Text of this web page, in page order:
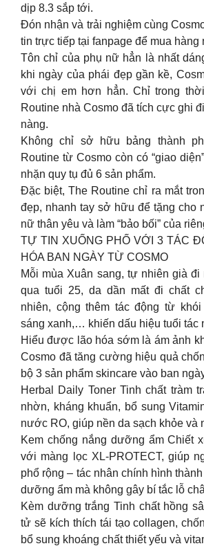
dịp 8.3 sắp tới.
Đón nhận và trải nghiệm cùng
tin trực tiếp tại fanpage để mua hàng
Tôn chỉ của phụ nữ hẳn là nhất
khi ngày của phái đẹp gần kề,
với chị em hơn hẳn. Chỉ trong
Routine nhà Cosmo đã tích cực ghi
nàng.
Không chỉ sở hữu bảng thành
Routine từ Cosmo còn có “giao
nhặn quy tụ đủ 6 sản phẩm.
Đặc biệt, The Routine chỉ ra mắt
đẹp, nhanh tay sở hữu để tặng cho
nữ thân yêu và làm “bảo bối” của
TỰ TIN XUỐNG PHỐ VỚI 3 TÁC
HÓA BAN NGÀY TỪ COSMO
Mỗi mùa Xuân sang, tự nhiên già
qua tuổi 25, da dần mất đi chất
nhiên, cộng thêm tác động từ
sáng xanh,… khiến dấu hiệu tuổi tác
Hiểu được lão hóa sớm là ám ảnh
Cosmo đã tăng cường hiệu quả
bộ 3 sản phẩm skincare vào ban
Herbal Daily Toner Tinh chất tràm
nhờn, kháng khuẩn, bổ sung
nước RO, giúp nền da sạch khỏe và
Kem chống nắng dưỡng ẩm Chiết
với màng lọc XL-PROTECT, giúp
phổ rộng – tác nhân chính hình
dưỡng ẩm mà không gây bí tắc lỗ
Kèm dưỡng trắng Tinh chất hồng
tử sẽ kích thích tái tạo collagen,
bổ sung khoáng chất thiết yếu và